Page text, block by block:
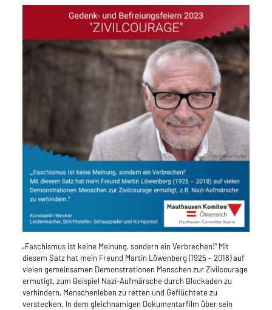
„Faschismus ist keine Meinung, sondern ein Verbrechen!“ Mit
diesem Satz hat mein Freund Martin Löwenberg (1925 – 2018) auf
vielen gemeinsamen Demonstrationen Menschen zur Zivilcourage
ermutigt, zum Beispiel Nazi-Aufmärsche durch Blockaden zu
verhindern, Menschenleben zu retten und Geflüchtete zu
verstecken. In dem gleichnamigen Dokumentarfilm über sein